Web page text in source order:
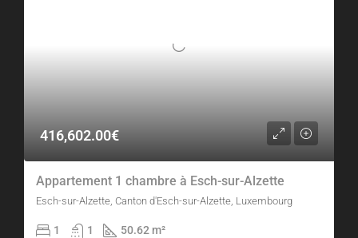
416,602.00€
Appartement 1 chambre à Esch-sur-Alzette
Esch-sur-Alzette, Canton d'Esch-sur-Alzette, Luxembourg
1 1 50.62 m²